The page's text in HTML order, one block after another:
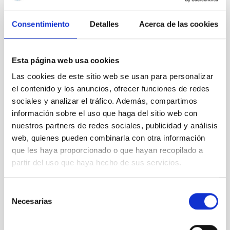
Consentimiento Detalles Acerca de las cookies
Esta página web usa cookies
Las cookies de este sitio web se usan para personalizar
el contenido y los anuncios, ofrecer funciones de redes
sociales y analizar el tráfico. Además, compartimos
información sobre el uso que haga del sitio web con
nuestros partners de redes sociales, publicidad y análisis
web, quienes pueden combinarla con otra información
que les haya proporcionado o que hayan recopilado a
partir del uso que haya hecho de sus servicios.
Necesarias
de emisión para saber cuáles son los componentes. En el caso
de la información cuántica no son estas propiedades
¿Habrá una teoría del todo que unifique la macro y lo
microscópico?
Yo creo que sí, aunque está costando mucho.
Y en biología, ¿comprender cómo se autoorganizan y
ensamblan los átomos puede tener implicaciones en la
manera de analizar las moléculas y en cómo se constituye
la naturaleza?
Algunos piensan que dentro de las moléculas hay procesos
opina que las temperaturas de las moléculas que hay en la
naturaleza son demasiado altas para que estas